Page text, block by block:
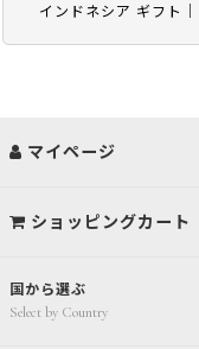
インドネシア ギフト
国から選ぶ
Select by Country
マイページ
ショッピングカート